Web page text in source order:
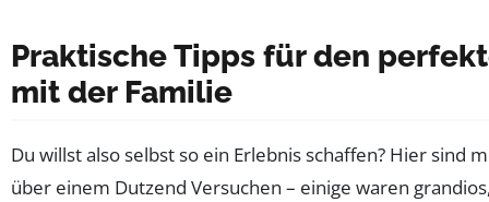
Praktische Tipps für den
mit der Familie
Du willst also selbst so ein Erlebnis schaffen? Hier sind
über einem Dutzend Versuchen – einige waren